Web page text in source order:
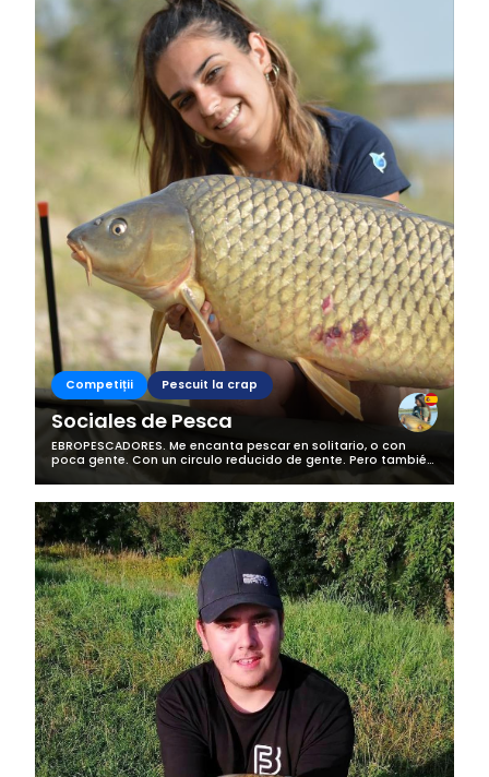
Competiții Pescuit la crap
Sociales de Pesca
EBROPESCADORES. Me encanta pescar en solitario, o con
poca gente. Con un circulo reducido de gente. Pero también
me encanta compartir orilla con amigos, conocidos, y
compañeros de pesca de las...